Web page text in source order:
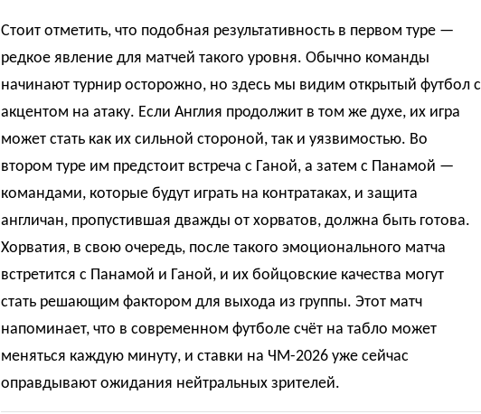
Стоит отметить, что подобная результативность в первом туре —
редкое явление для матчей такого уровня. Обычно команды
начинают турнир осторожно, но здесь мы видим открытый футбол с
акцентом на атаку. Если Англия продолжит в том же духе, их игра
может стать как их сильной стороной, так и уязвимостью. Во
втором туре им предстоит встреча с Ганой, а затем с Панамой —
командами, которые будут играть на контратаках, и защита
англичан, пропустившая дважды от хорватов, должна быть готова.
Хорватия, в свою очередь, после такого эмоционального матча
встретится с Панамой и Ганой, и их бойцовские качества могут
стать решающим фактором для выхода из группы. Этот матч
напоминает, что в современном футболе счёт на табло может
меняться каждую минуту, и ставки на ЧМ-2026 уже сейчас
оправдывают ожидания нейтральных зрителей.